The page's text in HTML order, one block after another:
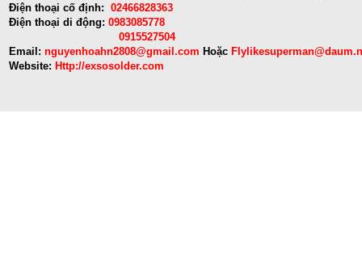
Điện thoại cố định: 02466828363
Điện thoại di động: 0983085778
0915527504
Email: nguyenhoahn2808@gmail.com Hoặc
Website: Http://exsosolder.com